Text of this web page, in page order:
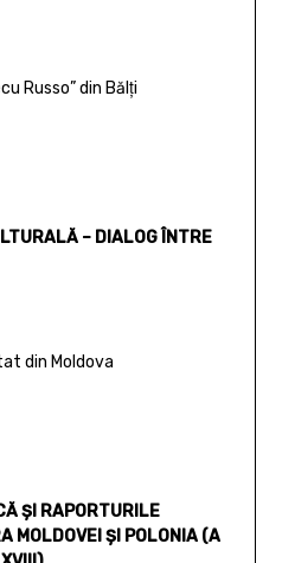
Russo” din Bălţi
– DIALOG ÎNTRE
din Moldova
ŞI RAPORTURILE
MOLDOVEI ŞI POLONIA (A